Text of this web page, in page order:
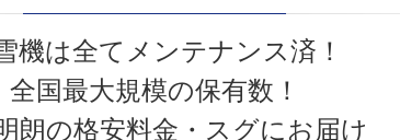
機は全てメンテナンス済！
全国最大規模の保有数！
朗の格安料金・スグにお届け